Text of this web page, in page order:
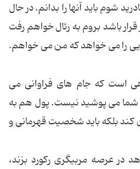
شوم باید آنها را بدانم. در حال
باشد بروم به رئال خواهم رفت
را می خواهد که من می خواهم.
است که جام های فراوانی می
شما می پوشید نیست. پول هم به
کند بلکه باید شخصیت قهرمانی و
در عرصه مربیگری رکورد بزند،